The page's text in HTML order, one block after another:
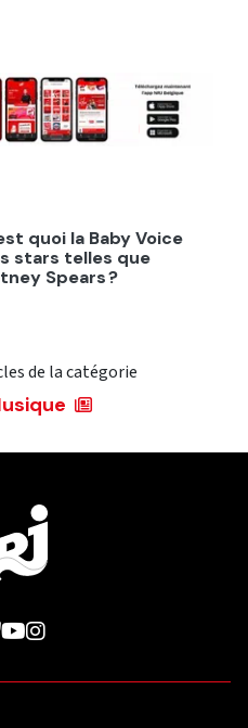
quoi la Baby Voice
stars telles que
Spears ?
de la catégorie